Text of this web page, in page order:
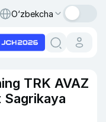
O‘zbekcha
TRK AVAZ
Sagrikaya